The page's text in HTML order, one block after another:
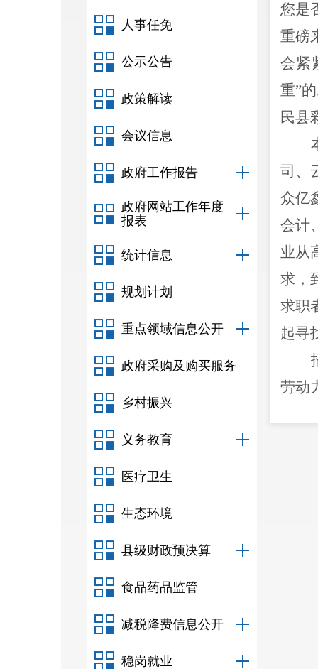
人事任免
公示公告
政策解读
会议信息
政府工作报告
政府网站工作年度
报表
统计信息
规划计划
重点领域信息公开
政府采购及购买服务
乡村振兴
义务教育
医疗卫生
生态环境
县级财政预决算
食品药品监管
减税降费信息公开
稳岗就业
您是
重磅
会紧
重”
民县
司、
众亿
会计
业从
求，
求职
起寻
劳动